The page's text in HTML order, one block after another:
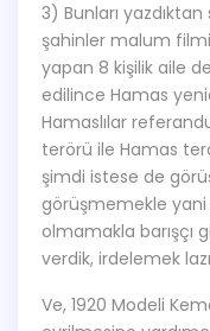
3) Bunları
şahinler malum
yapan 8 kişilik aile
edilince Hamas
Hamaslılar
terörü ile Hamas
şimdi istese de
görüşmemekle yani
olmamakla barışçı
verdik, irdelemek
Ve, 1920 Modeli